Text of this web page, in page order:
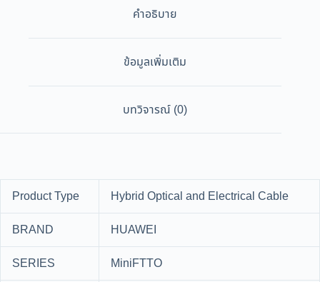
คำอธิบาย
ข้อมูลเพิ่มเติม
บทวิจารณ์ (0)
Product Type
Hybrid Optical and Electrical Cable
BRAND
HUAWEI
SERIES
MiniFTTO